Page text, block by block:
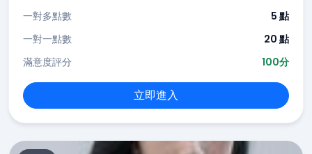
一對多點數
5 點
一對一點數
20 點
滿意度評分
100分
立即進入